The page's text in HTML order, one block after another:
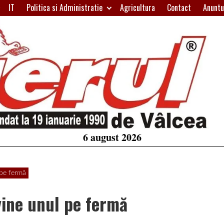
IT Politica si Administratie Agricultura Contact
6 august 2026
fermă
unul pe fermă